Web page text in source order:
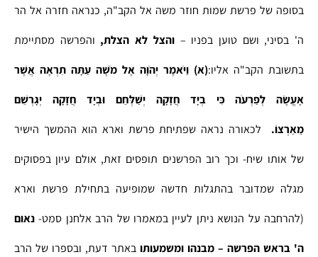
בסופה של פרשת שמות חוזר משה אל הקב"ה, כנראה חזרה אל הר
ה' בסיני, ושם טוען בפניו –והצל לא הצלת, והפרשה מסתיימת
בתשובת הקב"ה אליו:(א) וַיֹּאמֶר יְהֹוָה אֶל מֹשֶׁה עַתָּה תִרְאֶה אֲשֶׁר
אֶעֱשֶׂה לְפַרְעֹה כִּי בְיָד חֲזָקָה יְשַׁלְּחֵם וּבְיָד חֲזָקָה יְגָרְשֵׁם
מֵאַרְצוֹ.
לכאורה נראה שפתיחת פרשת וארא הוא ההמשך הישיר
של אותו שיח- וכך רוב הפרשנים תופסים זאת, אולם עיון בפסוקים
מגלה שמדובר בהתגלות חדשה שמופיעה בתחילת פרשת וארא
(להרחבה על הנושא ניתן לעיין במאמרו של הרב אלחנן סמט- נאום
ה' בראש הפרשה – מבנהו ומשמעותו באתר דעת, ובספרו של הרב